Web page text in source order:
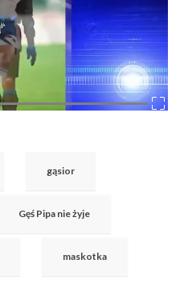
gąsior
Gęś Pipa nie żyje
maskotka